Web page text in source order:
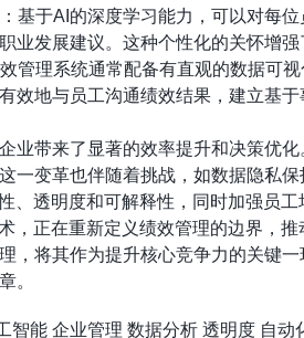
：基于AI的深度学习能力，可以对每
业发展建议。这种个性化的关怀增
效管理系统通常配备有直观的数据可
效地与员工沟通绩效结果，建立基于
业带来了显著的效率提升和决策优
一变革也伴随着挑战，如数据隐私
、透明度和可解释性，同时加强员
，正在重新定义绩效管理的边界，
，将其作为提升核心竞争力的关键
。
智能 企业管理 数据分析 透明度 自动